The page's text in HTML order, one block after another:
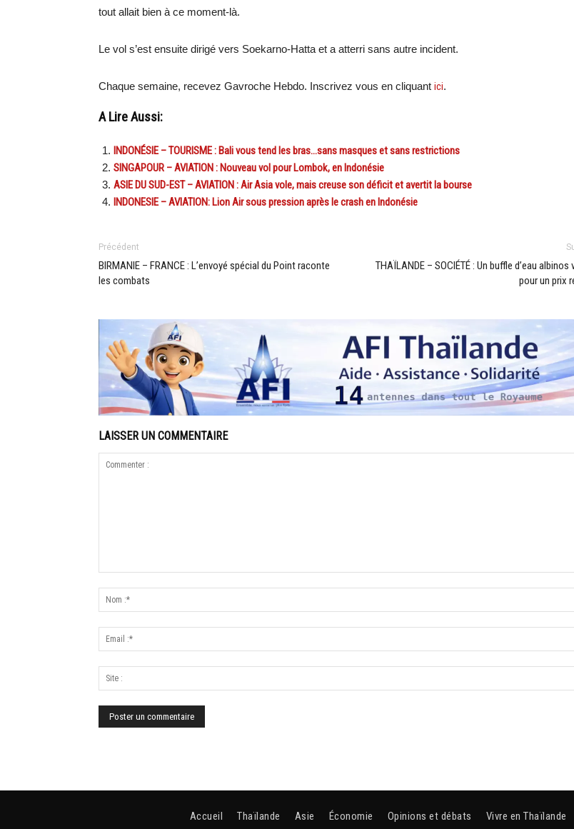
tout allait bien à ce moment-là.
Le vol s’est ensuite dirigé vers Soekarno-Hatta et a atterri sans autre incident.
Chaque semaine, recevez Gavroche Hebdo. Inscrivez vous en cliquant ici.
A Lire Aussi:
INDONÉSIE – TOURISME : Bali vous tend les bras…sans masques et sans restrictions
SINGAPOUR – AVIATION : Nouveau vol pour Lombok, en Indonésie
ASIE DU SUD-EST – AVIATION : Air Asia vole, mais creuse son déficit et avertit la bourse
INDONESIE – AVIATION: Lion Air sous pression après le crash en Indonésie
Précédent
BIRMANIE – FRANCE : L’envoyé spécial du Point raconte
les combats
THAÏLANDE – SOCIÉTÉ : Un buffle d’eau albinos
pour un prix
LAISSER UN COMMENTAIRE
Accueil Thaïlande Asie Économie Opinions et débats Vivre en Thaïlande